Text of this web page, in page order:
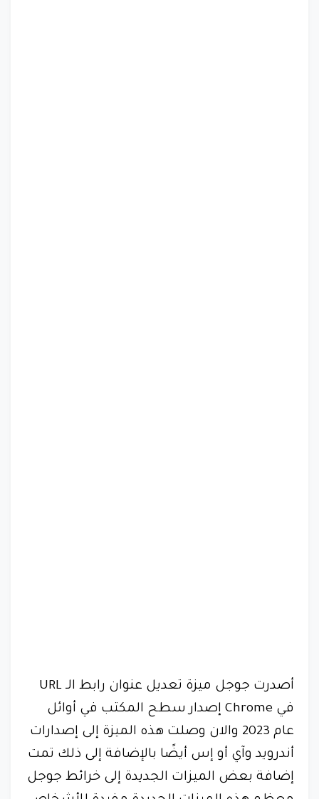
أصدرت جوجل ميزة تعديل عنوان رابط الـ URL
في Chrome إصدار سطح المكتب في أوائل
عام 2023 والان وصلت هذه الميزة إلى إصدارات
أندرويد وآي أو إس أيضًا بالإضافة إلى ذلك تمت
إضافة بعض الميزات الجديدة إلى خرائط جوجل